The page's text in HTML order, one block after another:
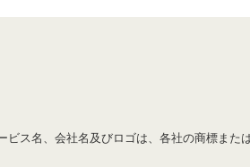
ビス名、会社名及びロゴは、各社の商標また